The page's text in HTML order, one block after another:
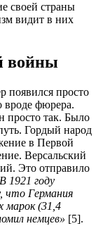
своей страны
видит в них
войны
появился просто
вроде фюрера.
просто так. Было
Гордый народ
в Первой
Версальский
Это отправило
1921 году
что Германия
марок (31,4
немцев» [5].